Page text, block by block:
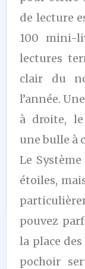
de lecture
100 mini-
lectures
clair du
l’année.
à droite,
une bulle à
Le
étoiles,
pouvez
la place
pochoir